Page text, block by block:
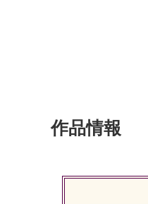
作品情報